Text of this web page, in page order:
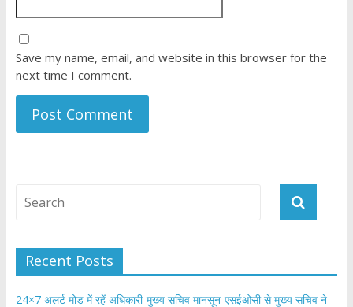
Save my name, email, and website in this browser for the
next time I comment.
Recent Posts
24×7 अलर्ट मोड में रहें अधिकारी-मुख्य सचिव मानसून-एसईओसी से मुख्य सचिव ने